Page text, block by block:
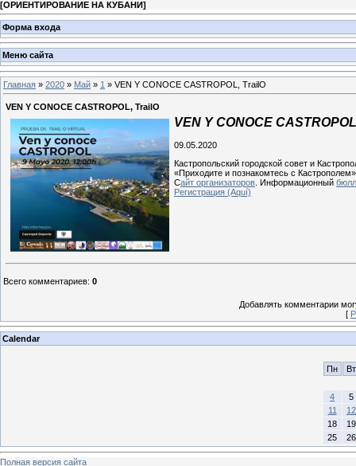
[ОРИЕНТИРОВАНИЕ НА КУБАНИ]
Форма входа
Меню сайта
Главная » 2020 » Май » 1 » VEN Y CONOCE CASTROPOL, TrailO
VEN Y CONOCE CASTROPOL, TrailO
VEN Y CONOCE
09.05.2020
Кастропольский городской совет и
«Приходите и познакомтесь с
Сайт организаторов . Информационный
Регистрация (Aquí)
Всего комментариев: 0
Добавлять комментарии
[
Calendar
Пн Вт
4
5
11
12
18
19
25
26
Полная версия сайта